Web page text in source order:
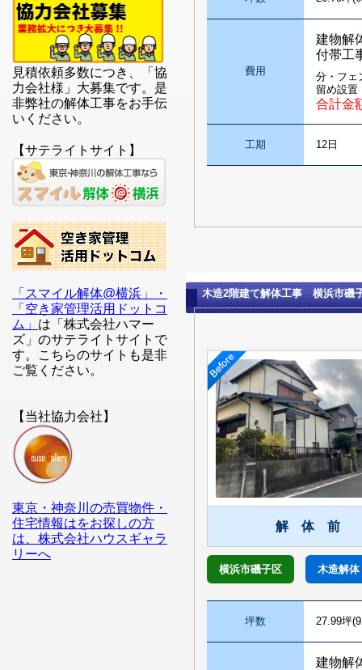
費用
建物解
付帯工
分・フェ
留め設置
合計金
工期 12日
木造2階建て解体工事 横浜市磯
解 体 前
横浜市磯子区 木造解体
坪数 27.99坪
建物解
見積依頼多数につき、「協
力会社様」大募集です。是
非弊社の解体工事をお手伝
いください。
【サテライトサイト】
「スマイル解体@横浜」・
「空き家管理活用ドットコ
ム」 は「株式会社ハマー
ズ」のサテライトサイトで
す。こちらのサイトも是非
ご覧ください。
【当社協力会社】
東京・神奈川の売買物件・
住宅情報はをお探しの方
は、株式会社ハウスギャラ
リーへ